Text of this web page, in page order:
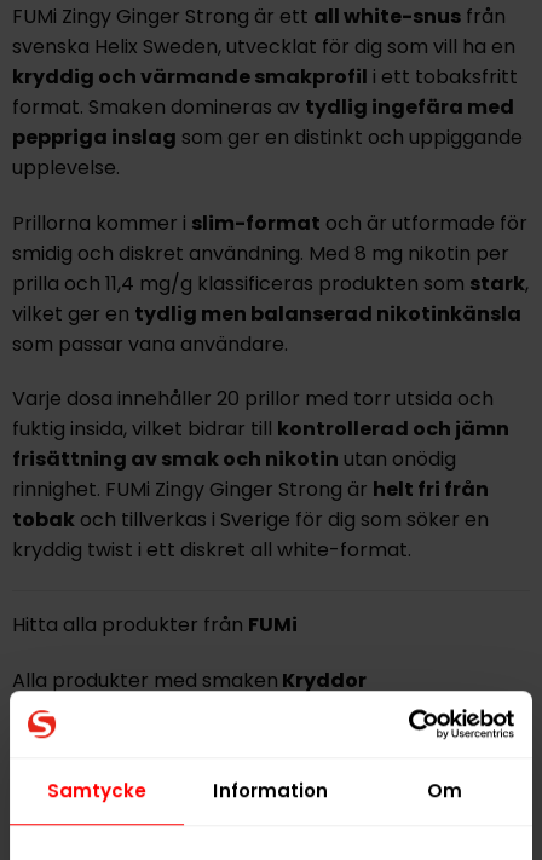
Samtycke Information Om
FUMi Zingy Ginger Strong är ett all white-snusfrån
svenska Helix Sweden, utvecklat för dig som vill ha en
kryddig och värmande smakprofil i ett tobaksfritt
format. Smaken domineras av tydlig ingefära med
peppriga inslag som ger en distinkt och uppiggande
upplevelse.
Prillorna kommer i slim-format och är utformade för
smidig och diskret användning. Med 8 mg nikotin per
prilla och 11,4 mg/g klassificeras produkten som stark,
vilket ger en tydlig men balanserad nikotinkänsla
som passar vana användare.
Varje dosa innehåller 20 prillor med torr utsida och
fuktig insida, vilket bidrar till kontrollerad och jämn
frisättning av smak och nikotin utan onödig
rinnighet. FUMi Zingy Ginger Strong är helt fri från
tobakoch tillverkas i Sverige för dig som söker en
kryddig twist i ett diskret all white-format.
Hitta alla produkter från FUMi
Alla produkter med smaken Kryddor
Vitt Snus